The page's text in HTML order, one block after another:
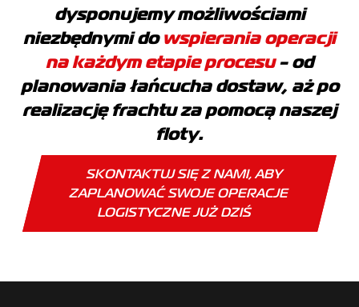
dysponujemy możliwościami
niezbędnymi dowspierania operacji
na każdym etapie procesu- od
planowania łańcucha dostaw, aż po
realizację frachtu za pomocą naszej
floty.
SKONTAKTUJ SIĘ Z NAMI, ABY
ZAPLANOWAĆ SWOJE OPERACJE
LOGISTYCZNE JUŻ DZIŚ